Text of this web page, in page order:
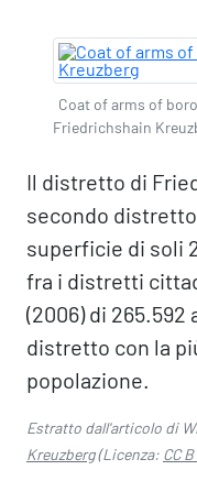
Coat of arms of
Friedrichshain
Il distretto di
secondo
superficie di soli
fra i distretti
(2006) di
distretto con la
popolazione.
Estratto dall'articolo di
Kreuzberg(Licenza: CC